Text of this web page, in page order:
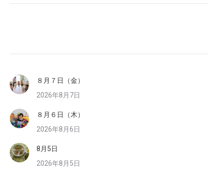
８月７日（金）
2026年8月7日
８月６日（木）
2026年8月6日
8月5日
2026年8月5日